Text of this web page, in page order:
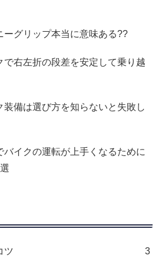
ーグリップ本当に意味ある??
で右左折の段差を安定して乗り越
装備は選び方を知らないと失敗し
バイクの運転が上手くなるために
ツ 3